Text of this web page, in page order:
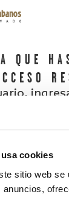
cookies
sitio web se
QUE